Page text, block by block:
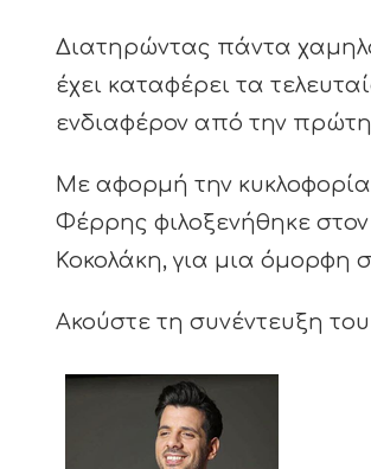
Διατηρώντας πάντα
έχει καταφέρει τα
ενδιαφέρον από την πρώτη
Με αφορμή την
Φέρρης φιλοξενήθηκε στον
Κοκολάκη, για μια όμορφη
Ακούστε τη συνέντευξη